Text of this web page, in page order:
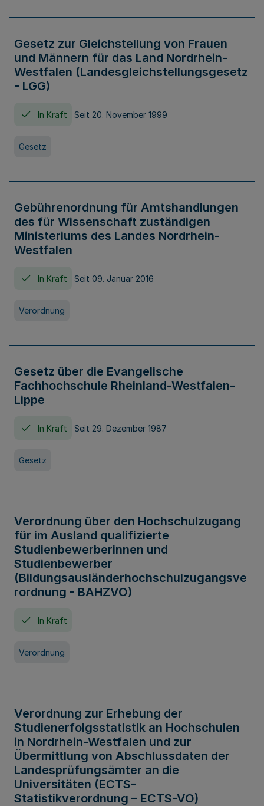
Gesetz zur Gleichstellung von Frauen
und Männern für das Land Nordrhein-
Westfalen (Landesgleichstellungsgesetz
- LGG)
In Kraft Seit 20. November 1999
Gesetz
Gebührenordnung für Amtshandlungen
des für Wissenschaft zuständigen
Ministeriums des Landes Nordrhein-
Westfalen
In Kraft Seit 09. Januar 2016
Verordnung
Gesetz über die Evangelische
Fachhochschule Rheinland-Westfalen-
Lippe
In Kraft Seit 29. Dezember 1987
Gesetz
Verordnung über den Hochschulzugang
für im Ausland qualifizierte
Studienbewerberinnen und
Studienbewerber
(Bildungsausländerhochschulzugangsve
rordnung - BAHZVO)
In Kraft
Verordnung
Verordnung zur Erhebung der
Studienerfolgsstatistik an Hochschulen
in Nordrhein-Westfalen und zur
Übermittlung von Abschlussdaten der
Landesprüfungsämter an die
Universitäten (ECTS-
Statistikverordnung – ECTS-VO)